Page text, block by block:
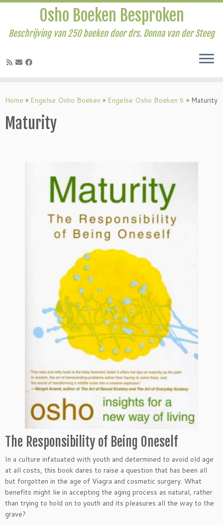
naar
Osho Boeken Besproken
Beschrijving van 250 boeken door drs. Donna van der Steeg
Home » Engelse Osho Boeken » Engelse Osho Boeken 6 » Maturity
Maturity
The Responsibility of Being Oneself
In a culture infatuated with youth and determined to avoid old age
at all costs, this book dares to raise a question that has been all
but forgotten in the age of Viagra and cosmetic surgery. What
benefits might lie in accepting the aging process as natural, rather
than trying to hold on to youth and its pleasures all the way to the
grave?